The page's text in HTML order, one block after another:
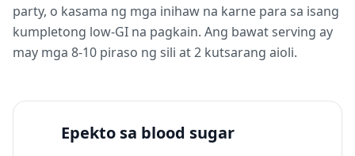
party, o kasama ng mga inihaw na karne para sa isang
kumpletong low-GI na pagkain. Ang bawat serving ay
may mga 8-10 piraso ng sili at 2 kutsarang aioli.
Epekto sa blood sugar